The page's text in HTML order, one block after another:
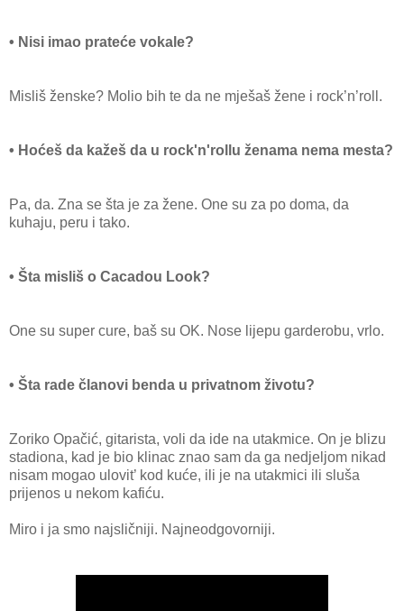
• Nisi imao prateće vokale?
Misliš ženske? Molio bih te da ne mješaš žene i rock’n’roll.
• Hoćeš da kažeš da u rock'n'rollu ženama nema mesta?
Pa, da. Zna se šta je za žene. One su za po doma, da
kuhaju, peru i tako.
• Šta misliš o Cacadou Look?
One su super cure, baš su OK. Nose lijepu garderobu, vrlo.
• Šta rade članovi benda u privatnom životu?
Zoriko Opačić, gitarista, voli da ide na utakmice. On je blizu
stadiona, kad je bio klinac znao sam da ga nedjeljom nikad
nisam mogao ulovit’ kod kuće, ili je na utakmici ili sluša
prijenos u nekom kafiću.
Miro i ja smo najsličniji. Najneodgovorniji.